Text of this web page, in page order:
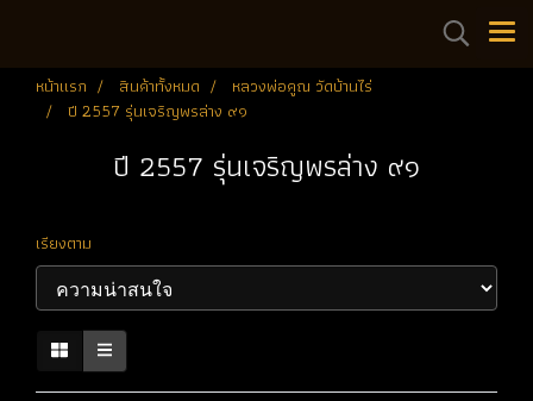
หน้าแรก สินค้าทั้งหมด
หลวงพ่อคูณ วัดบ้านไร่
ปี 2557 รุ่นเจริญพรล่าง ๙๑
ปี 2557 รุ่นเจริญพรล่าง ๙๑
เรียงตาม